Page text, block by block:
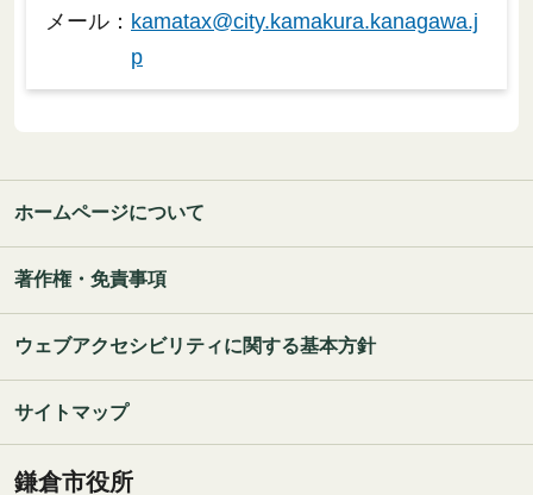
メール： kamatax@city.kamakura.kanagawa.j
p
ホームページについて
著作権・免責事項
ウェブアクセシビリティに関する基本方針
サイトマップ
鎌倉市役所